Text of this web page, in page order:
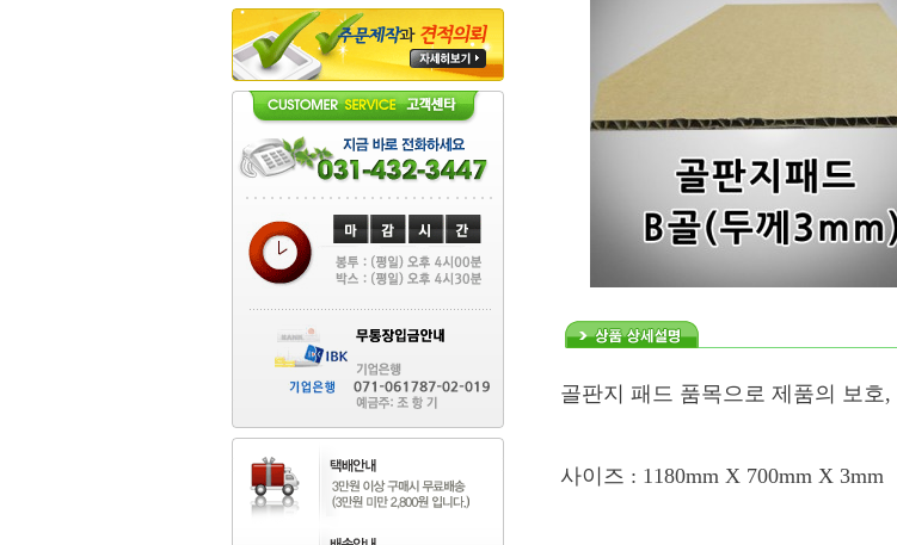
골판지 패드 품목으로 제품의 보호,
사이즈 : 1180mm X 700mm X 3mm